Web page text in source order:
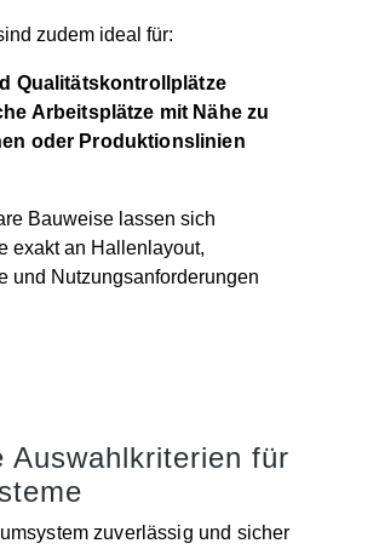
zudem ideal für:
Qualitätskontrollplätze
Arbeitsplätze mit Nähe zu
oder Produktionslinien
Bauweise lassen sich
exakt an Hallenlayout,
und Nutzungsanforderungen
Auswahlkriterien für
zuverlässig und sicher